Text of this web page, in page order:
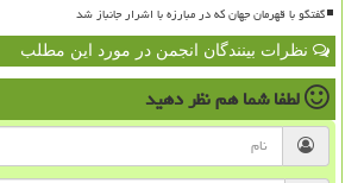
گفتگو با قهرمان جهان که در مبارزه با اشرار جانباز شد
نظرات بینندگان انجمن در مورد این مطلب
لطفا شما همنظر دهید